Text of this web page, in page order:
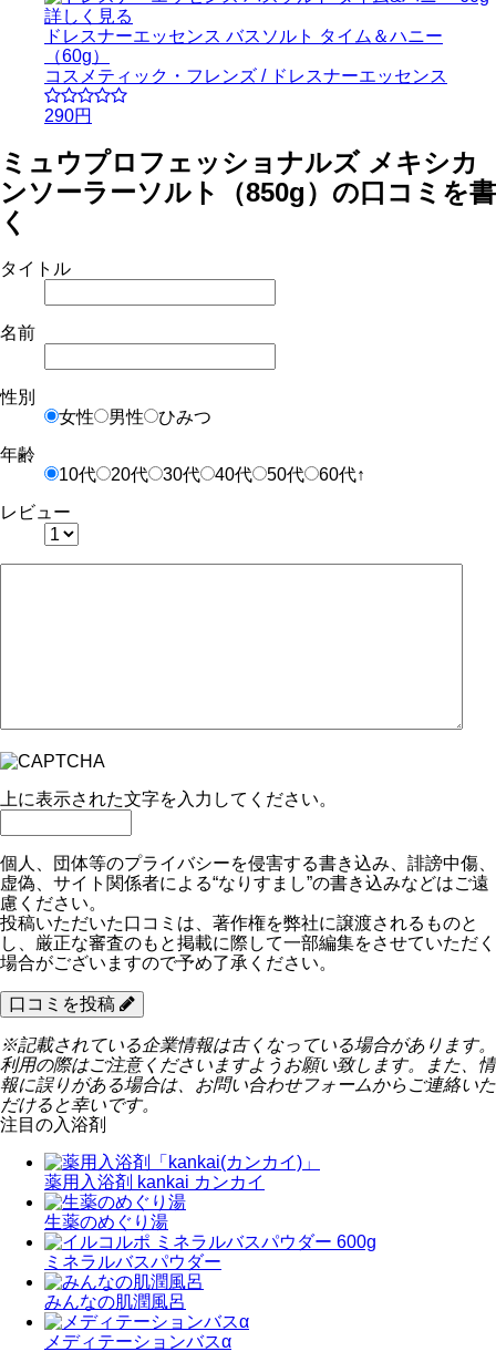
詳しく見る
ドレスナーエッセンス バスソルト タイム＆ハニー
（60g）
コスメティック・フレンズ / ドレスナーエッセンス
290円
ミュウプロフェッショナルズ メキシカ
ンソーラーソルト（850g）の口コミを書
く
タイトル
名前
性別
女性
男性
ひみつ
年齢
10代
20代 30代 40代 50代
60代↑
レビュー
上に表示された文字を入力してください。
個人、団体等のプライバシーを侵害する書き込み、誹謗中傷、
虚偽、サイト関係者による“なりすまし”の書き込みなどはご遠
慮ください。
投稿いただいた口コミは、著作権を弊社に譲渡されるものと
し、厳正な審査のもと掲載に際して一部編集をさせていただく
場合がございますので予め了承ください。
口コミを投稿
※記載されている企業情報は古くなっている場合があります。
利用の際はご注意くださいますようお願い致します。また、情
報に誤りがある場合は、お問い合わせフォームからご連絡いた
だけると幸いです。
注目の入浴剤
薬用入浴剤 kankai カンカイ
生薬のめぐり湯
ミネラルバスパウダー
みんなの肌潤風呂
メディテーションバスα